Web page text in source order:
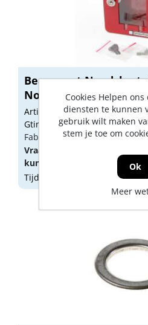
Beaumont
Noodsleutelkast...
Artikelnummer: 1853178
Gtin: 8712907000886
Fabrikant artikel nummer:
Vraag een
kunnen zien.
Tijdelijk niet op voorraad
Cookies Helpen
diensten te kunnen
gebruik wilt maken
stem je toe om
Ok
Meer